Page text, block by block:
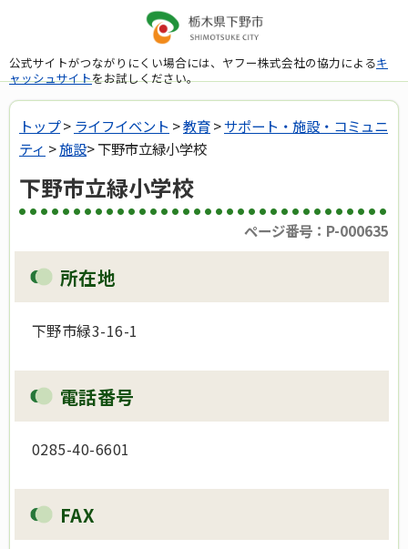
公式サイトがつながりにくい場合には、ヤフー株式会社の協力によるキ
ャッシュサイトをお試しください。
トップ> ライフイベント >教育>サポート・施設・コミュニ
ティ >施設> 下野市立緑小学校
下野市立緑小学校
ページ番号：P-000635
所在地
下野市緑3-16-1
電話番号
0285-40-6601
FAX